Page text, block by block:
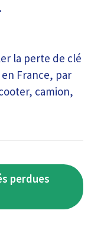
la perte de clé
France, par
camion,
perdues